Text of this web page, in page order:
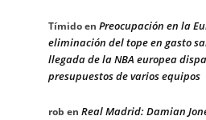
Tímidoen Preocupación en la
eliminación del tope en gasto
llegada de la NBA europea
presupuestos de varios equipos
rob en Real Madrid: Damian